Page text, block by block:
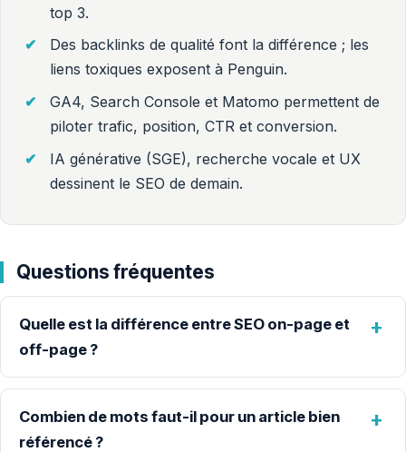
top 3.
Des backlinks de qualité font la différence ; les
liens toxiques exposent à Penguin.
GA4, Search Console et Matomo permettent de
piloter trafic, position, CTR et conversion.
IA générative (SGE), recherche vocale et UX
dessinent le SEO de demain.
Questions fréquentes
Quelle est la différence entre SEO on-page et
off-page ?
Combien de mots faut-il pour un article bien
référencé ?